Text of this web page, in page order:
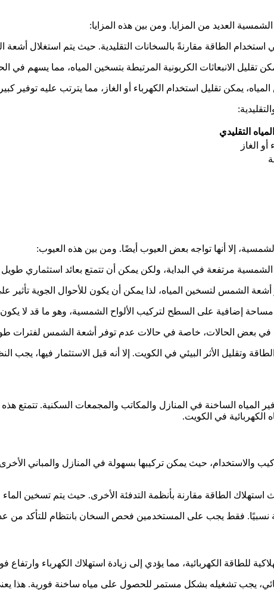
العديد من المزايا. ومن بين هذه المزايا:
استخدام الطاقة مقارنةً بالسخانات التقليدية. حيث يتم استغلال
تقليل الانبعاثات الكربونية المرتبطة بتسخين المياه، مما يسهم في
يمكن تقليل استخدام الكهرباء أو الغاز، مما يترتب عليه توفير
التقليدي
أو الغاز
إلا أنها تواجه بعض العيوب أيضًا. ومن بين هذه العيوب:
مرتفعة في البداية، ولكن يمكن أن تتمتع بعائد استثماري طويل
الشمس لتسخين المياه، لذا يمكن أن يكون للأحوال الجوية تأثير
إضافية على السطح لتركيب الألواح الشمسية، وهو ما قد لا
في بعض الحالات، خاصة في حالات عدم توفر أشعة الشمس لفترات
وتقليل الأثر البيئي في الكويت. إلا أنه قبل الاستثمار فيها،
المياه الساخنة في المنازل والمكاتب والمجمعات السكنية. تتمتع
في الكويت.
والاستخدام، حيث يمكن تركيبها بسهولة في المنازل والمباني
استهلاك الطاقة مقارنة بأنظمة التدفئة الأخرى. حيث يتم تسخين
نسبيًا. فقط يجب على المستخدمين فحص السخان بانتظام للتأكد
للطاقة الكهربائية، مما يؤدي إلى زيادة استهلاك الكهرباء وارتفاع
يجب تشغيله بشكل مستمر للحصول على مياه ساخنة فورية. هذا